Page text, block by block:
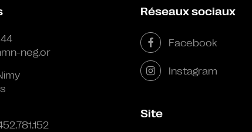
neg.or
Réseaux sociaux
Facebook
Instagram
Site